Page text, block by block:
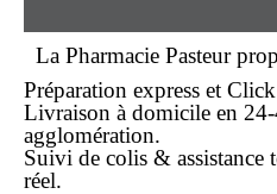
La Pharmacie Pasteur
Préparation express et
Livraison à domicile en 24-
agglomération.
Suivi de colis & assistance
réel.